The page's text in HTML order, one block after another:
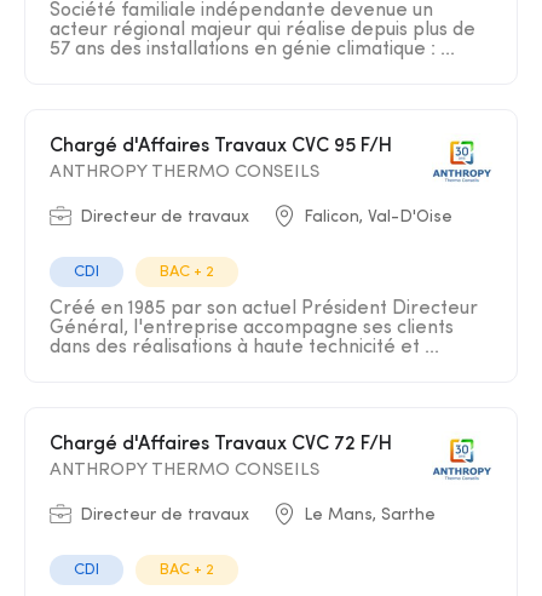
Société familiale indépendante devenue un
acteur régional majeur qui réalise depuis plus de
57 ans des installations en génie climatique : ...
Chargé d'Affaires Travaux CVC 95 F/H
ANTHROPY THERMO CONSEILS
Directeur de travaux Falicon, Val-D'Oise
CDI BAC + 2
Créé en 1985 par son actuel Président Directeur
Général, l'entreprise accompagne ses clients
dans des réalisations à haute technicité et ...
Chargé d'Affaires Travaux CVC 72 F/H
ANTHROPY THERMO CONSEILS
Directeur de travaux Le Mans, Sarthe
CDI BAC + 2